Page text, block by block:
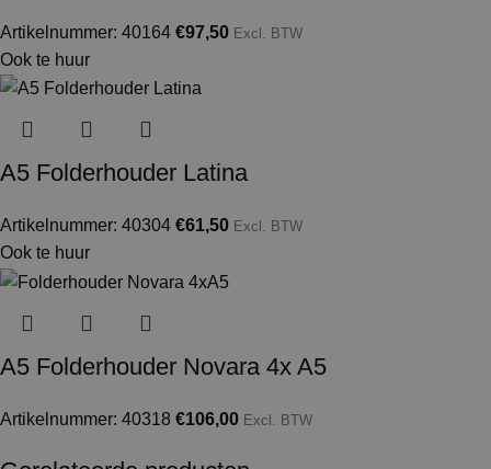
Artikelnummer: 40164 €97,50 Excl. BTW
Ook te huur
A5 Folderhouder Latina
Artikelnummer: 40304 €61,50 Excl. BTW
Ook te huur
A5 Folderhouder Novara 4x A5
Artikelnummer: 40318 €106,00 Excl. BTW